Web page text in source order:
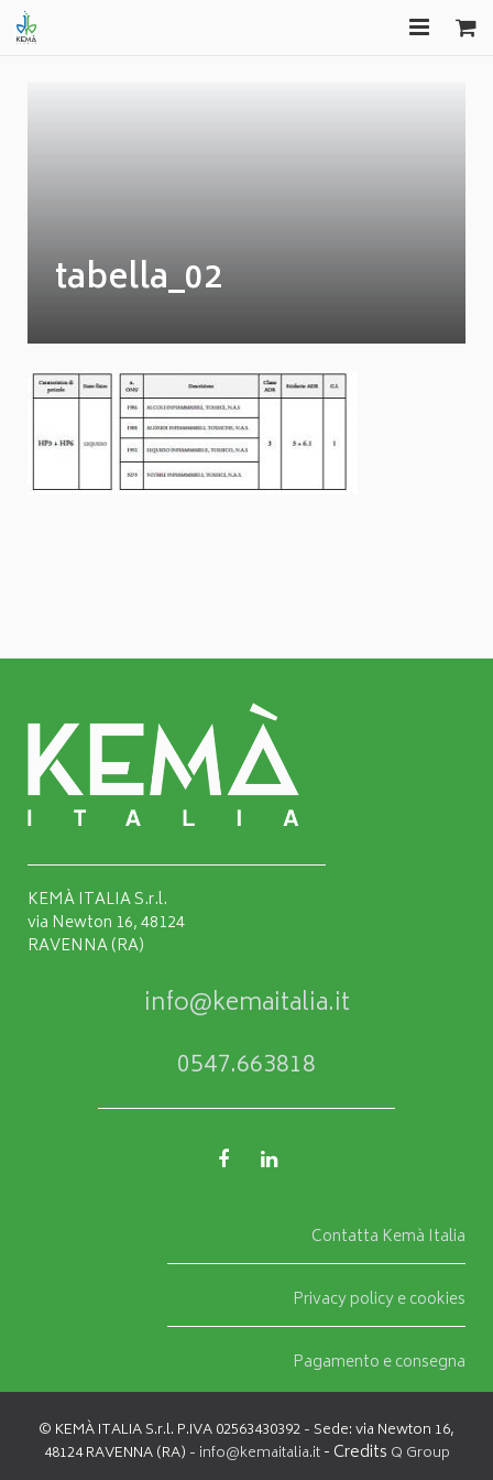
GAS FREE
APPROFONDIMENTI
tabella_02
KEMÀ ITALIA S.r.l.
via Newton 16, 48124
RAVENNA (RA)
info@kemaitalia.it
0547.663818
Contatta Kemà Italia
Privacy policy e cookies
Pagamento e consegna
© KEMÀ ITALIA S.r.l. P.IVA 02563430392 - Sede: via Newton 16,
48124 RAVENNA (RA) - info@kemaitalia.it- Credits Q Group